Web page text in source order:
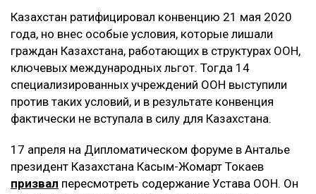
Казахстан ратифицировал конвенцию 21 мая 2020
года, но внес особые условия, которые лишали
граждан Казахстана, работающих в структурах ООН,
ключевых международных льгот. Тогда 14
специализированных учреждений ООН выступили
против таких условий, и в результате конвенция
фактически не вступала в силу для Казахстана.
17 апреля на Дипломатическом форуме в Анталье
президент Казахстана Касым-Жомарт Токаев
призвал пересмотреть содержание Устава ООН. Он